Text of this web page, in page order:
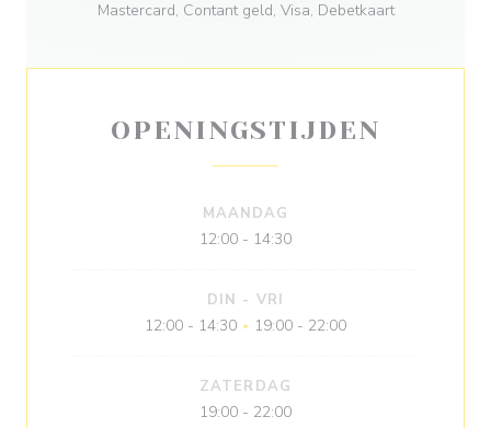
Mastercard, Contant geld, Visa, Debetkaart
OPENINGSTIJDEN
MAANDAG
12:00 - 14:30
DIN - VRI
12:00 - 14:30 • 19:00 - 22:00
ZATERDAG
19:00 - 22:00